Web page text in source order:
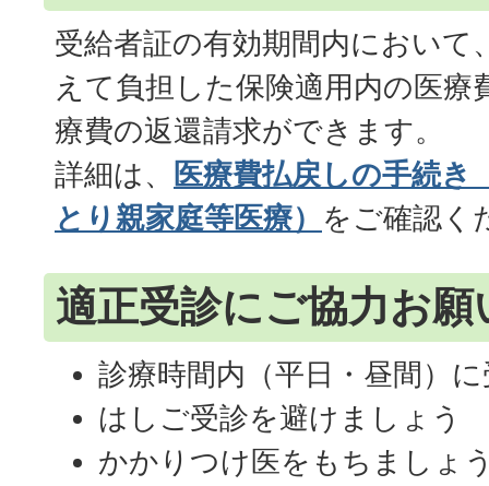
受給者証の有効期間内において
えて負担した保険適用内の医療
療費の返還請求ができます。
詳細は、
医療費払戻しの手続き
とり親家庭等医療） をご確認く
適正受診にご協力お願
診療時間内（平日・昼間）
はしご受診を避けましょう
かかりつけ医をもちましょ